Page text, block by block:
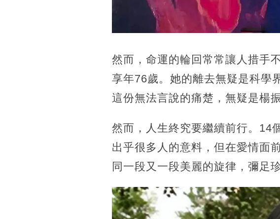
然而，命運的輪回常常讓人措手
享年76歲。她的離去無疑是科學
這份無法言說的痛楚，無疑是楊
然而，人生終究要繼續前行。14
出乎很多人的意料，但在愛情面
同一段又一段美麗的旋律，彌足珍